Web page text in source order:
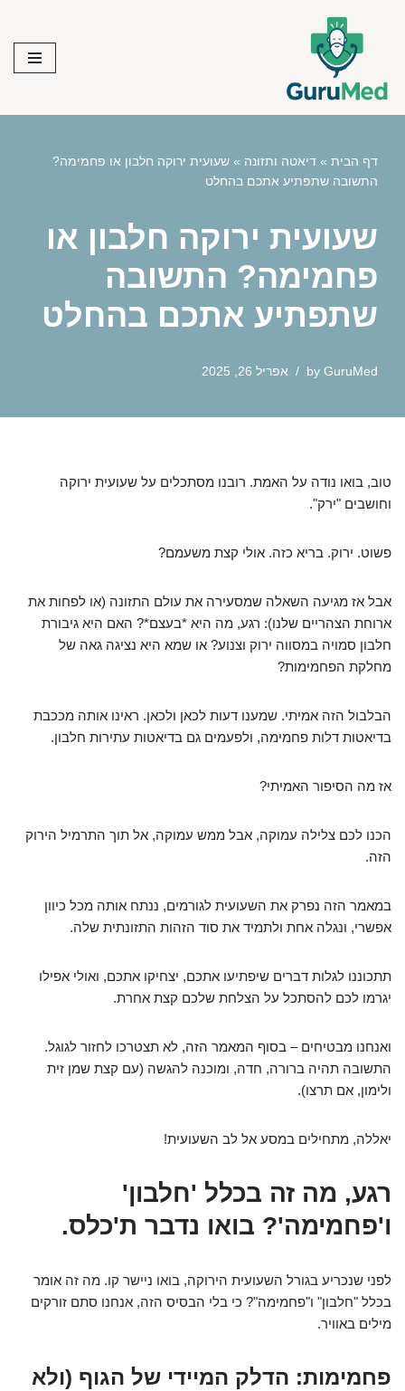
content
דף הבית » דיאטה ותזונה » שעועית ירוקה חלבון או פחמימה?
התשובה שתפתיע אתכם בהחלט
שעועית ירוקה חלבון או
פחמימה? התשובה
שתפתיע אתכם בהחלט
by GuruMed אפריל 26, 2025
טוב, בואו נודה על האמת. רובנו מסתכלים על שעועית ירוקה
וחושבים "ירק".
פשוט. ירוק. בריא כזה. אולי קצת משעמם?
אבל אז מגיעה השאלה שמסעירה את עולם התזונה (או לפחות את
ארוחת הצהריים שלנו): רגע, מה היא *בעצם*? האם היא גיבורת
חלבון סמויה במסווה ירוק וצנוע? או שמא היא נציגה גאה של
מחלקת הפחמימות?
הבלבול הזה אמיתי. שמענו דעות לכאן ולכאן. ראינו אותה מככבת
בדיאטות דלות פחמימה, ולפעמים גם בדיאטות עתירות חלבון.
אז מה הסיפור האמיתי?
הכנו לכם צלילה עמוקה, אבל ממש עמוקה, אל תוך התרמיל הירוק
הזה.
במאמר הזה נפרק את השעועית לגורמים, ננתח אותה מכל כיוון
אפשרי, ונגלה אחת ולתמיד את סוד הזהות התזונתית שלה.
תתכוננו לגלות דברים שיפתיעו אתכם, יצחיקו אתכם, ואולי אפילו
יגרמו לכם להסתכל על הצלחת שלכם קצת אחרת.
ואנחנו מבטיחים – בסוף המאמר הזה, לא תצטרכו לחזור לגוגל.
התשובה תהיה ברורה, חדה, ומוכנה להגשה (עם קצת שמן זית
ולימון, אם תרצו).
יאללה, מתחילים במסע אל לב השעועית!
רגע, מה זה בכלל 'חלבון'
ו'פחמימה'? בואו נדבר ת'כלס.
לפני שנכריע בגורל השעועית הירוקה, בואו ניישר קו. מה זה אומר
בכלל "חלבון" ו"פחמימה"? כי בלי הבסיס הזה, אנחנו סתם זורקים
מילים באוויר.
פחמימות: הדלק המיידי של הגוף (ולא